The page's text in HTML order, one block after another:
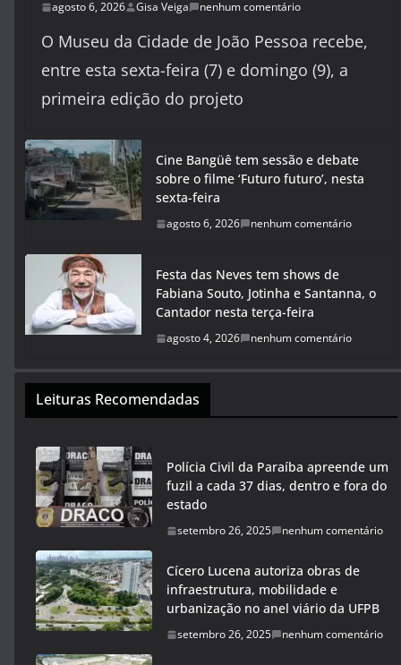
agosto 6, 2026 Gisa Veiga nenhum comentário
O Museu da Cidade de João Pessoa recebe,
entre esta sexta-feira (7) e domingo (9), a
primeira edição do projeto
Cine Bangüê tem sessão e debate
sobre o filme ‘Futuro futuro’, nesta
sexta-feira
agosto 6, 2026 nenhum comentário
Festa das Neves tem shows de
Fabiana Souto, Jotinha e Santanna, o
Cantador nesta terça-feira
agosto 4, 2026 nenhum comentário
Leituras Recomendadas
Polícia Civil da Paraíba apreende um
fuzil a cada 37 dias, dentro e fora do
estado
setembro 26, 2025 nenhum comentário
Cícero Lucena autoriza obras de
infraestrutura, mobilidade e
urbanização no anel viário da UFPB
setembro 26, 2025 nenhum comentário